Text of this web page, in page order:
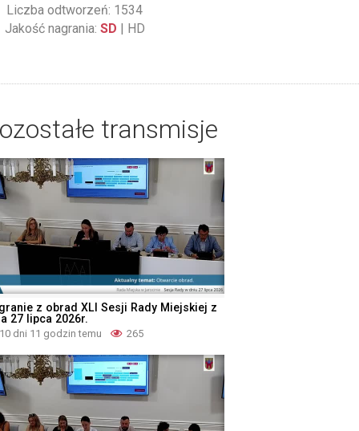
Liczba odtworzeń: 1534
Jakość nagrania: SD | HD
transmisje
z obrad XLI Sesji Rady Miejskiej z
27 lipca 2026r.
10 dni 11 godzin temu 265